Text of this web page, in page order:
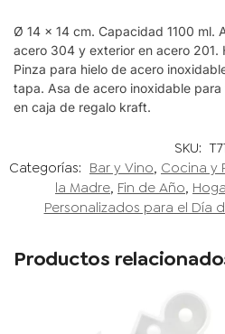
Ø 14 x 14 cm. Capacidad 1100 ml.
acero 304 y exterior en acero 201.
Pinza para hielo de acero
tapa. Asa de acero inoxidable
en caja de regalo kraft.
SKU:
Categorías: Bar y Vino, Cocina y
la Madre, Fin de Año,
Personalizados para el Día
Productos